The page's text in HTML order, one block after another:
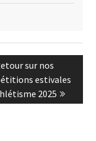
sur nos
estivales
2025